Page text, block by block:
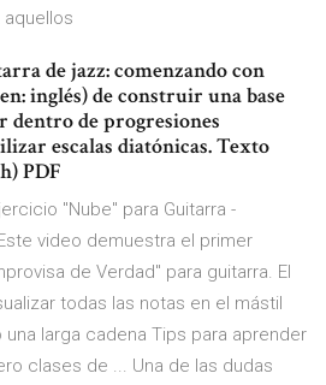
de jazz: comenzando con
inglés) de construir una base
dentro de progresiones
escalas diatónicas. Texto
PDF
"Nube" para Guitarra -
video demuestra el primer
de Verdad" para guitarra. El
todas las notas en el mástil
larga cadena Tips para aprender
clases de ... Una de las dudas